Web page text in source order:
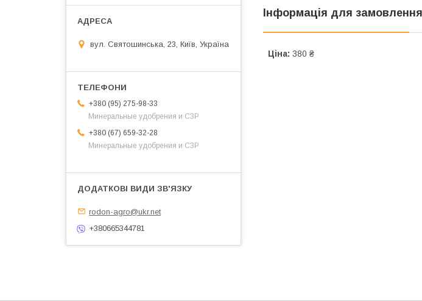
Інформація для замовлення
Ціна: 380 ₴
вул. Святошинська, 23, Київ, Україна
+380 (95) 275-98-33
Минеральные удобрения и СЗР
+380 (67) 659-32-28
Минеральные удобрения и СЗР
rodon-agro@ukr.net
+380665344781